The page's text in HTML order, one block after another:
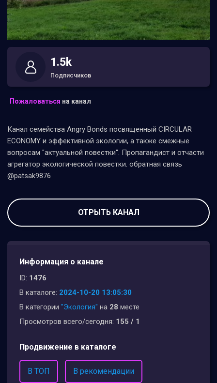
1.5k
Подписчиков
Пожаловаться на канал
Канал семейства Angry Bonds посвященный CIRCULAR
ECONOMY и эффективной экологии, а также смежные
вопросам "актуальной повестки". Пропагандист и отчасти
агрегатор экологической повестки. обратная связь
@patsak9876
ОТРЫТЬ КАНАЛ
Информация о канале
ID: 1476
В каталоге: 2024-10-20 13:05:30
В категории "Экология" на 28 месте
Просмотров всего/сегодня: 155 / 1
Продвижение в каталоге
В ТОП В рекомендации